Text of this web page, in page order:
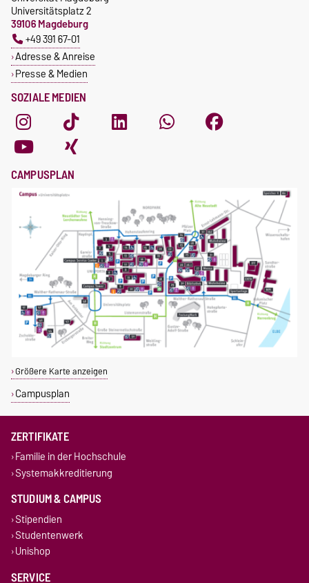
SOZIALE MEDIEN
Universitätsplatz 2
39106 Magdeburg
+49 391 67-01
Adresse & Anreise
Presse & Medien
CAMPUSPLAN
Größere Karte anzeigen
Campusplan
ZERTIFIKATE
Familie in der Hochschule
Systemakkreditierung
STUDIUM & CAMPUS
Stipendien
Studentenwerk
Unishop
SERVICE